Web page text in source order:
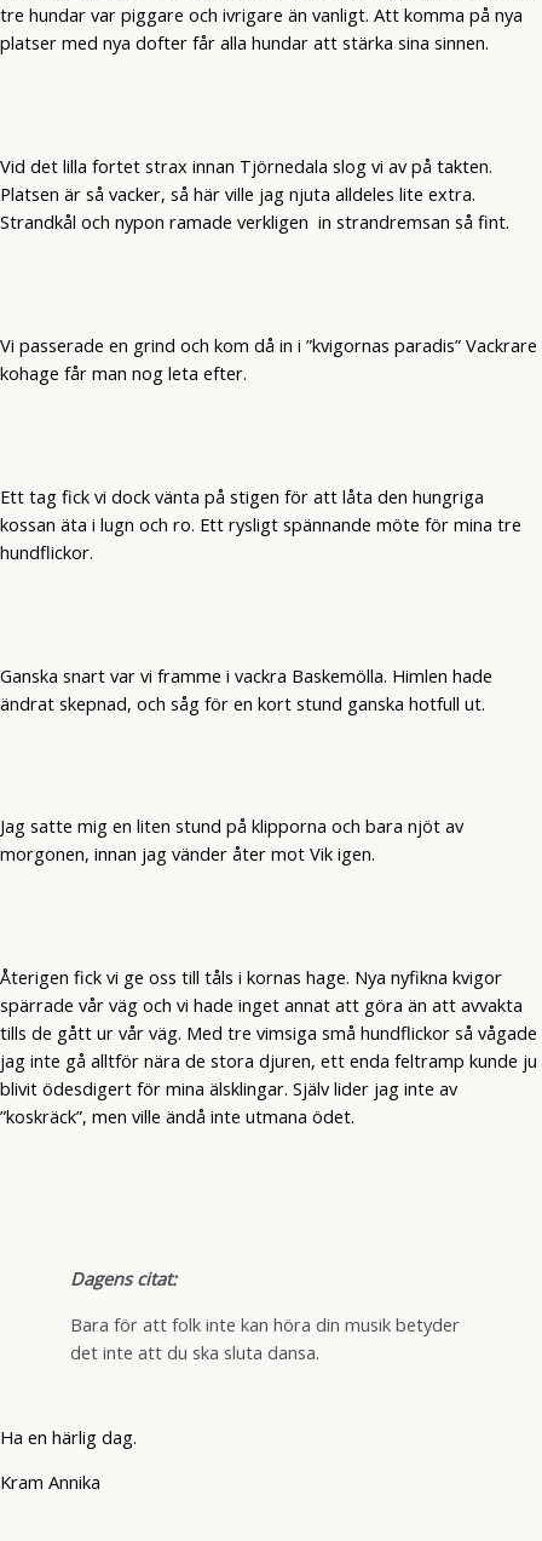
tre hundar var piggare och ivrigare än vanligt. Att komma på nya
platser med nya dofter får alla hundar att stärka sina sinnen.
Vid det lilla fortet strax innan Tjörnedala slog vi av på takten.
Platsen är så vacker, så här ville jag njuta alldeles lite extra.
Strandkål och nypon ramade verkligen in strandremsan så fint.
Vi passerade en grind och kom då in i ”kvigornas paradis” Vackrare
kohage får man nog leta efter.
Ett tag fick vi dock vänta på stigen för att låta den hungriga
kossan äta i lugn och ro. Ett rysligt spännande möte för mina tre
hundflickor.
Ganska snart var vi framme i vackra Baskemölla. Himlen hade
ändrat skepnad, och såg för en kort stund ganska hotfull ut.
Jag satte mig en liten stund på klipporna och bara njöt av
morgonen, innan jag vänder åter mot Vik igen.
Återigen fick vi ge oss till tåls i kornas hage. Nya nyfikna kvigor
spärrade vår väg och vi hade inget annat att göra än att avvakta
tills de gått ur vår väg. Med tre vimsiga små hundflickor så vågade
jag inte gå alltför nära de stora djuren, ett enda feltramp kunde ju
blivit ödesdigert för mina älsklingar. Själv lider jag inte av
”koskräck”, men ville ändå inte utmana ödet.
Dagens citat:
Bara för att folk inte kan höra din musik betyder
det inte att du ska sluta dansa.
Ha en härlig dag.
Kram Annika